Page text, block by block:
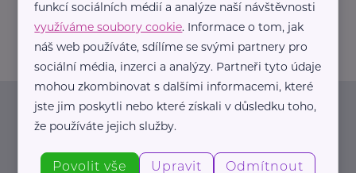
greendoors@greendoors.cz
Newsletter
Pravidelný přísun novinek, inspirace na každý den,
funkcí sociálních médií a analýze naší návštěvnosti
využíváme soubory cookie. Informace o tom, jak
náš web používáte, sdílíme se svými partnery pro
sociální média, inzerci a analýzy. Partneři tyto údaje
mohou zkombinovat s dalšími informacemi, které
jste jim poskytli nebo které získali v důsledku toho,
že používáte jejich služby.
Povolit vše Upravit Odmítnout